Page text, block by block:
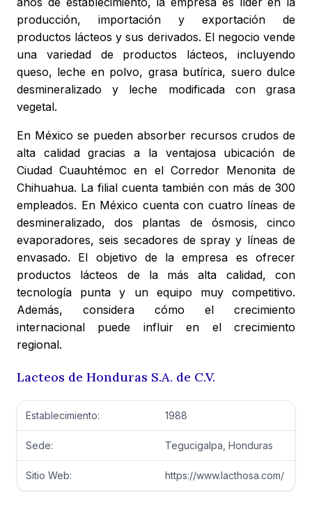
producción, importación y exportación de
productos lácteos y sus derivados. El negocio vende
una variedad de productos lácteos, incluyendo
queso, leche en polvo, grasa butírica, suero dulce
desmineralizado y leche modificada con grasa
vegetal.
En México se pueden absorber recursos crudos de
alta calidad gracias a la ventajosa ubicación de
Ciudad Cuauhtémoc en el Corredor Menonita de
Chihuahua. La filial cuenta también con más de 300
empleados. En México cuenta con cuatro líneas de
desmineralizado, dos plantas de ósmosis, cinco
evaporadores, seis secadores de spray y líneas de
envasado. El objetivo de la empresa es ofrecer
productos lácteos de la más alta calidad, con
tecnología punta y un equipo muy competitivo.
Además, considera cómo el crecimiento
internacional puede influir en el crecimiento
regional.
Lacteos de Honduras S.A. de C.V.
Establecimiento: 1988
Sede: Tegucigalpa, Honduras
Sitio Web: https://www.lacthosa.com/